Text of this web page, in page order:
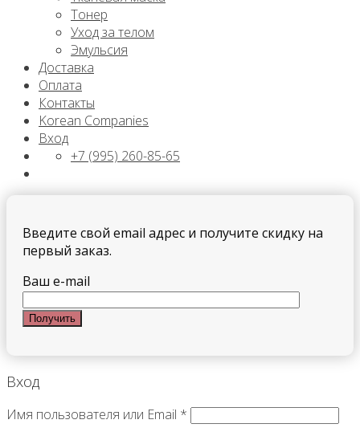
Тонер
Уход за телом
Эмульсия
Доставка
Оплата
Контакты
Korean Companies
Вход
+7 (995) 260-85-65
Введите свой email адрес и получите скидку на
первый заказ.
Ваш e-mail
Вход
Имя пользователя или Email *